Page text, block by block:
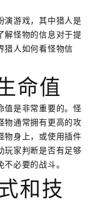
演游戏，其中猎人是
解怪物的信息对于提
猎人如何看怪物信
命值
值是非常重要的。怪
物通常拥有更高的攻
物身上，或使用插件
玩家判断是否有足够
必要的战斗。
和技